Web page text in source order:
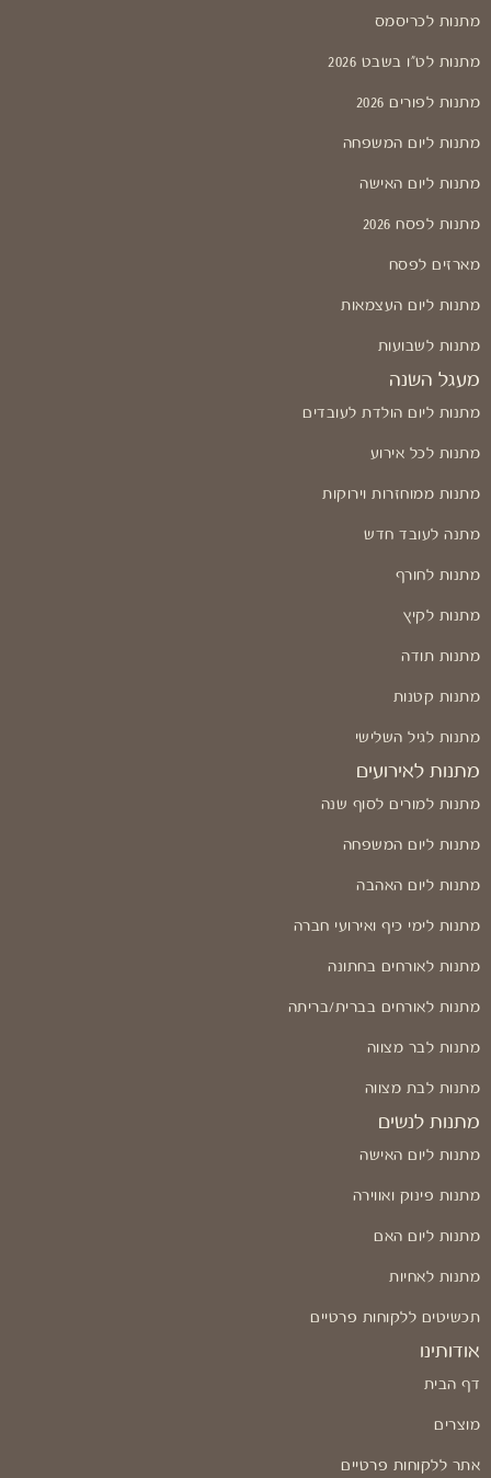
מתנות לכריסמס
מתנות לט"ו בשבט 2026
מתנות לפורים 2026
מתנות ליום המשפחה
מתנות ליום האישה
מתנות לפסח 2026
מארזים לפסח
מתנות ליום העצמאות
מתנות לשבועות
מעגל השנה
מתנות ליום הולדת לעובדים
מתנות לכל אירוע
מתנות ממוחזרות וירוקות
מתנה לעובד חדש
מתנות לחורף
מתנות לקיץ
מתנות תודה
מתנות קטנות
מתנות לגיל השלישי
מתנות לאירועים
מתנות למורים לסוף שנה
מתנות ליום המשפחה
מתנות ליום האהבה
מתנות לימי כיף ואירועי חברה
מתנות לאורחים בחתונה
מתנות לאורחים בברית/בריתה
מתנות לבר מצווה
מתנות לבת מצווה
מתנות לנשים
מתנות ליום האישה
מתנות פינוק ואווירה
מתנות ליום האם
מתנות לאחיות
תכשיטים ללקוחות פרטיים
אודותינו
דף הבית
מוצרים
אתר ללקוחות פרטיים